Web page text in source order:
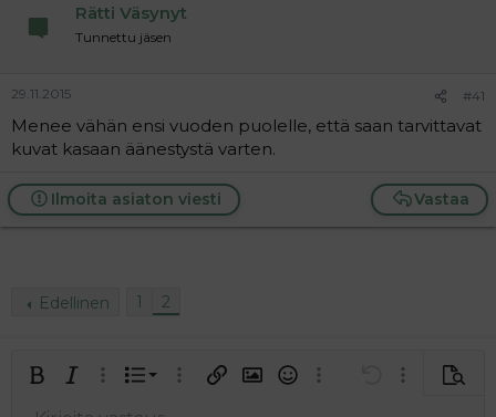
Rätti Väsynyt
Tunnettu jäsen
29.11.2015 #41
Menee vähän ensi vuoden puolelle, että saan tarvittavat
kuvat kasaan äänestystä varten.
Vastaa
Ilmoita asiaton viesti
Edellinen 1 2
LihavoituKursivoitu
Laajennettuun editoriin…
Lista
Järjestetty lista
Laajennettuun editoriin…
Lisää hyperlinkki
Lisää kuva
HymiötLaajennettuun
Kumoa